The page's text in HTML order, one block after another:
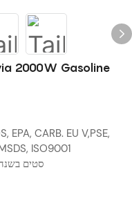
2000W Gasoline
EPA, CARB. EU V,PSE,
ISO9001
20000 סטים